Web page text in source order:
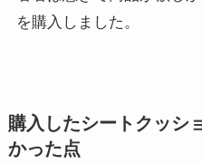
を購入しました。
購入したシートクッシ
かった点